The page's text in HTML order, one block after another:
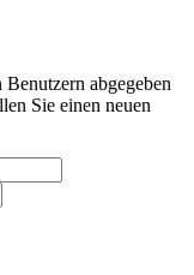
abgegeben
Sie einen neuen